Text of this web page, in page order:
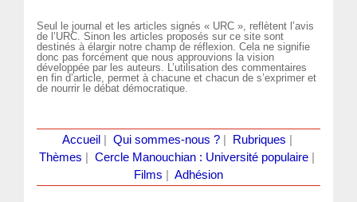
Seul le journal et les articles signés « URC », reflètent l’avis
de l’URC. Sinon les articles proposés sur ce site sont
destinés à élargir notre champ de réflexion. Cela ne signifie
donc pas forcément que nous approuvions la vision
développée par les auteurs. L’utilisation des commentaires
en fin d’article, permet à chacune et chacun de s’exprimer et
de nourrir le débat démocratique.
Accueil Qui sommes-nous ?| Rubriques
Thèmes
Cercle Manouchian : Université populaire
Films
Adhésion